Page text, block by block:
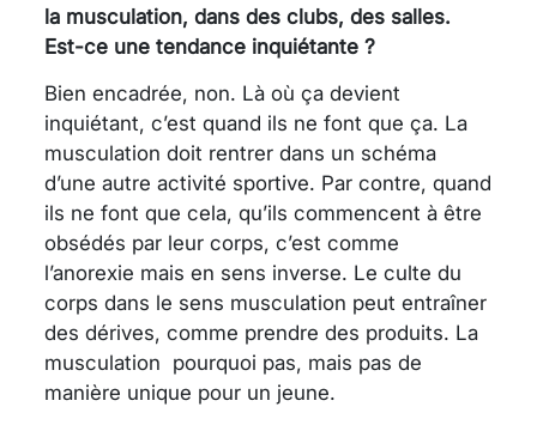
la musculation, dans des clubs, des salles.
Est-ce une tendance inquiétante ?
Bien encadrée, non. Là où ça devient
inquiétant, c’est quand ils ne font que ça. La
musculation doit rentrer dans un schéma
d’une autre activité sportive. Par contre, quand
ils ne font que cela, qu’ils commencent à être
obsédés par leur corps, c’est comme
l’anorexie mais en sens inverse. Le culte du
corps dans le sens musculation peut entraîner
des dérives, comme prendre des produits. La
musculation pourquoi pas, mais pas de
manière unique pour un jeune.